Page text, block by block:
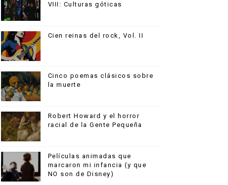
VIII: Culturas góticas
Cien reinas del rock, Vol. II
Cinco poemas clásicos sobre
la muerte
Robert Howard y el horror
racial de la Gente Pequeña
Películas animadas que
marcaron mi infancia (y que
NO son de Disney)